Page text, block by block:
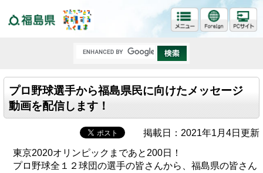
プロ野球選手から福島県民に向けたメッセージ
動画を配信します！
掲載日：2021年1月4日更新
東京2020オリンピックまであと200日！
プロ野球全１２球団の選手の皆さんから、福島県の皆さん